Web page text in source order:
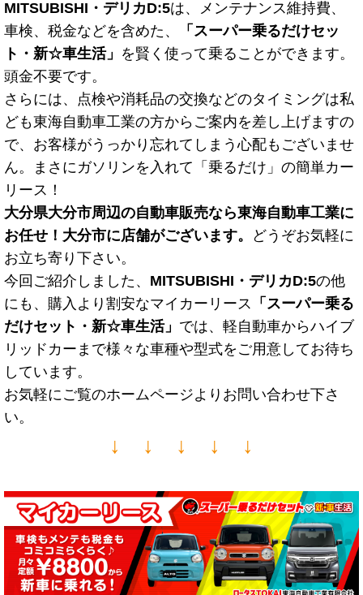
MITSUBISHI・デリカD:5は、メンテナンス維持費、
車検、税金などを含めた、
「スーパー乗るだけセッ
ト・新☆車生活」 を賢く使って乗ることができます。
頭金不要です。
さらには、点検や消耗品の交換などのタイミングは私
ども東海自動車工業の方からご案内を差し上げますの
で、お客様がうっかり忘れてしまう心配もございませ
ん。まさにガソリンを入れて「乗るだけ」の簡単カー
リース！
大分県大分市周辺の自動車販売なら東海自動車工業に
お任せ！大分市に店舗がございます。 どうぞお気軽に
お立ち寄り下さい。
今回ご紹介しました、 MITSUBISHI・デリカD:5の他
にも、購入より割安なマイカーリース 「スーパー乗る
だけセット・新☆車生活」 では、軽自動車からハイブ
リッドカーまで様々な車種や型式をご用意してお待ち
しています。
お気軽にご覧のホームページよりお問い合わせ下さ
い。
↓ ↓ ↓ ↓ ↓